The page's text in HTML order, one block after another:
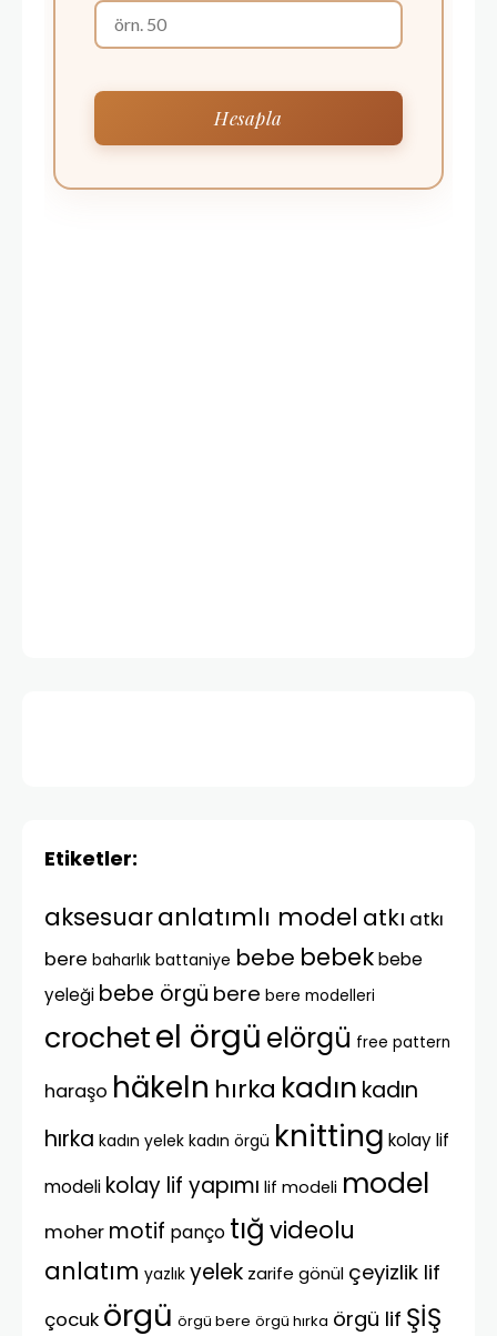
Etiketler:
aksesuaranlatımlı model atkı atkı
bere baharlık battaniye bebe bebekbebe
yeleği bebe örgü bere bere modelleri
crochetel örgü elörgü free pattern
haraşo häkeln hırka kadın kadın
hırka kadın yelek kadın örgü knitting kolay lif
modeli kolay lif yapımı lif modeli model
moher motif panço tığ videolu
anlatım yazlık yelek zarife gönül çeyizlik lif
çocuk örgü örgü bere örgü hırka örgü lif ŞİŞ